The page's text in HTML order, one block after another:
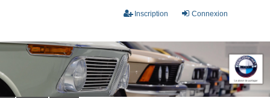
Connexion
Inscription